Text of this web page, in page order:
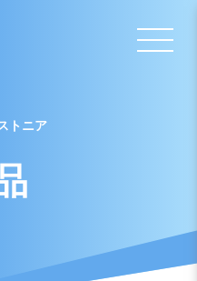
トニア